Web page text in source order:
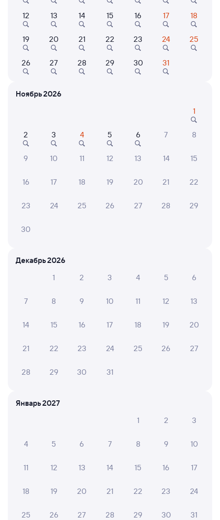
144М Проходящий 7,2
Москва Белорусская
Москва
01:39 18:40
1 д 17 ч 1 м в пути
от 3 ⁠994 ⁠₽ 4 ⁠305 ⁠₽
Выберите дату
Москва ВК Восточный
1 д 12 ч 34 м в пути
от 5 ⁠437 ⁠₽ 5 ⁠756 ⁠₽
Выберите дату
«Это выгодно!»
7,8
Москва
20:10 09:10
Дни следования ближайшие: 8, 9, 10 августа Маршрут
Плацкарт Купе
12 13 14 15 16 17 18
19 20 21 22 23 24 25
26 27 28 29 30 31
Ноябрь 2026
1
2 3 4 5 6 7 8
9 10 11 12 13 14 15
16 17 18 19 20 21 22
23 24 25 26 27 28 29
30
Декабрь 2026
1
2 3 4 5 6
7 8 9 10 11 12 13
14 15 16 17 18 19 20
21 22 23 24 25 26 27
28 29 30 31
Январь 2027
1
2 3
4 5 6 7 8 9 10
11 12 13 14 15 16 17
18 19 20 21 22 23 24
25 26 27 28 29 30 31